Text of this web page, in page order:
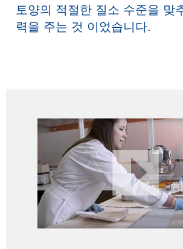
토양의 적절한 질소 수준을 맞
력을 주는 것 이었습니다.